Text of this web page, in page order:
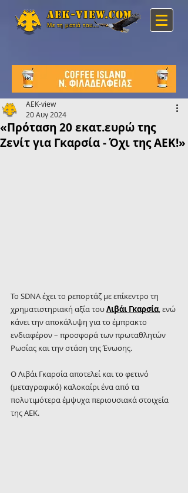
Aek-view.com
Με τη ματιά του...
«Πρόταση 20 εκατ.ευρώ της
Ζενίτ για Γκαρσία - Όχι της ΑΕΚ!»
AEK-view
20 Αυγ 2024
Το SDNA έχει το ρεπορτάζ με επίκεντρο τη
χρηματιστηριακή αξία του Λιβάι Γκαρσία, ενώ
κάνει την αποκάλυψη για το έμπρακτο
ενδιαφέρον – προσφορά των πρωταθλητών
Ρωσίας και την στάση της Ένωσης.
Ο Λιβάι Γκαρσία αποτελεί και το φετινό
(μεταγραφικό) καλοκαίρι ένα από τα
πολυτιμότερα έμψυχα περιουσιακά στοιχεία
της ΑΕΚ.